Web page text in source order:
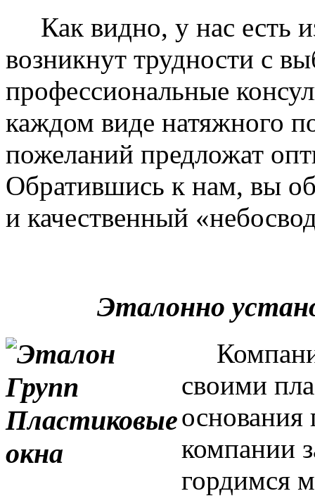
Как видно, у нас есть
возникнут трудности с
профессиональные
каждом виде натяжного
пожеланий предложат
Обратившись к нам, вы
и качественный
Эталонно
своими
основания
компании
гордимся